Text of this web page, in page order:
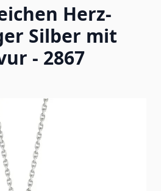
Herz-
Silber mit
- 2867